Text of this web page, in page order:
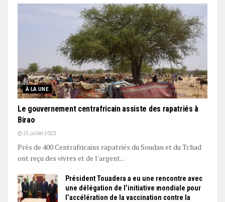
À LA UNE
Le gouvernement centrafricain assiste des rapatriés à
Birao
25 juillet 2023
Près de 400 Centrafricains rapatriés du Soudan et du Tchad
ont reçu des vivres et de l'argent...
Président Touadera a eu une rencontre avec
une délégation de l’initiative mondiale pour
l’accélération de la vaccination contre la